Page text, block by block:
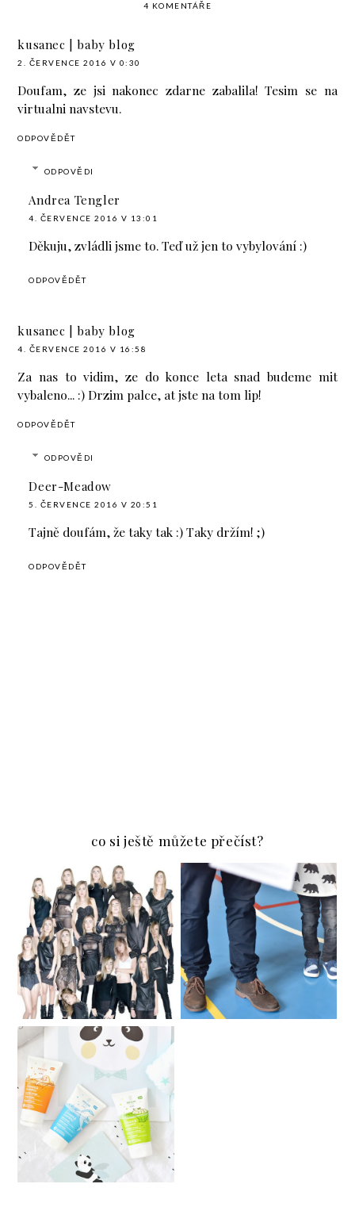
4 KOMENTÁŘE
kusanec | baby blog
2. ČERVENCE 2016 V 0:30
Doufam, ze jsi nakonec zdarne zabalila! Tesim se na
virtualni navstevu.
ODPOVĚDĚT
ODPOVĚDI
Andrea Tengler
4. ČERVENCE 2016 V 13:01
Děkuju, zvládli jsme to. Teď už jen to vybylování :)
ODPOVĚDĚT
kusanec | baby blog
4. ČERVENCE 2016 V 16:58
Za nas to vidim, ze do konce leta snad budeme mit
vybaleno... :) Drzim palce, at jste na tom lip!
ODPOVĚDĚT
ODPOVĚDI
Deer-Meadow
5. ČERVENCE 2016 V 20:51
Tajně doufám, že taky tak :) Taky držím! ;)
ODPOVĚDĚT
co si ještě můžete přečíst?
DUO AWKWARD
PRO DĚTI | VŠECHNO
CO JSTE CHTĚLI
VĚDĚT O KRESLENÍ
Secondhand in Brno /
Sekáče v Brně
DĚTSKÁ KOSMETIKA
WELEDA & SOUTĚŽ O
3 Z NICH ♥